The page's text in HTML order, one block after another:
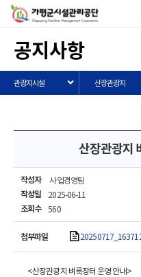
가평군시설관리공단
로고
공지사항
관광지시설 산장관광지
산장관광지
작성자
사업경영팀
작성일
2025-06-11
조회수
560
첨부파일
<산장관광지 벼룩장터 운영 안내>